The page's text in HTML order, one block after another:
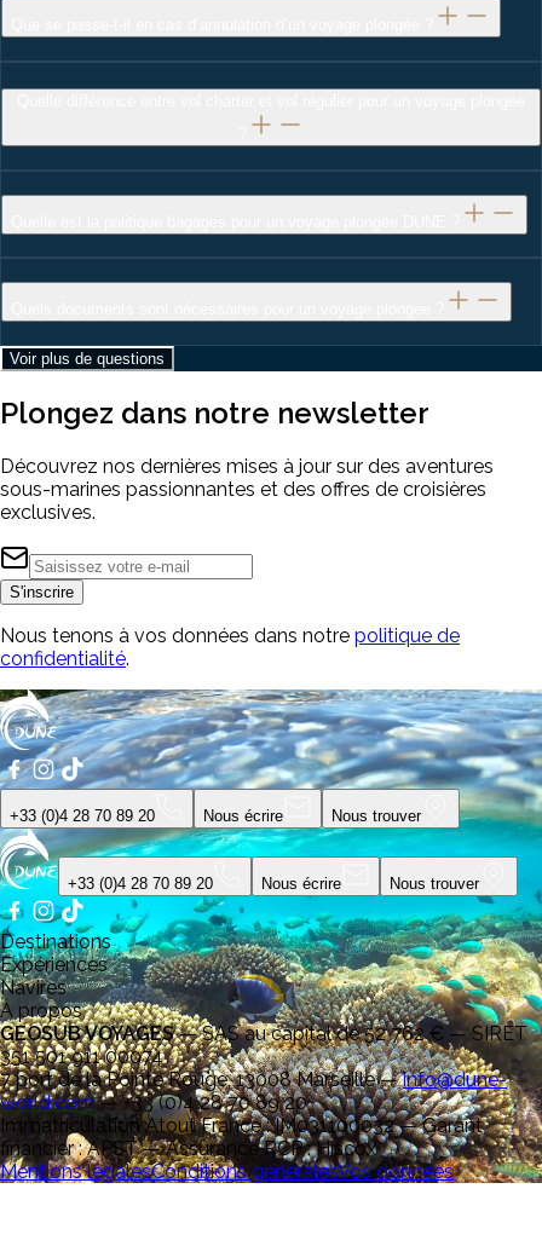
Voir plus de questions
Plongez dans notre newsletter
Découvrez nos dernières mises à jour sur des aventures
sous-marines passionnantes et des offres de croisières
exclusives.
S'inscrire
Nous tenons à vos données dans notre politique de
confidentialité.
+33 (0)4 28 70 89 20 Nous écrire Nous trouver
+33 (0)4 28 70 89 20 Nous écrire Nous trouver
Destinations
Expériences
Navires
À propos
GEOSUB VOYAGES—SAS au capital de 52 762 € — SIRET
351 501 911 00074
7 port de la Pointe Rouge, 13008 Marseille—info@dune-
world.com—+33 (0)4 28 70 89 20
Immatriculation Atout France : IM031100032 — Garant
financier : APST — Assurance RCP : Hiscox
Mentions légalesConditions généralesVos données